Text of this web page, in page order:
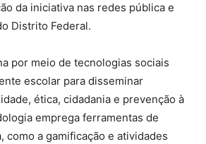
da iniciativa nas redes pública e
Distrito Federal.
por meio de tecnologias sociais
escolar para disseminar
ética, cidadania e prevenção à
emprega ferramentas de
como a gamificação e atividades